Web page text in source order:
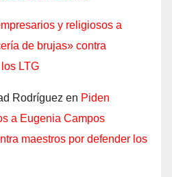
y religiosos a
de brujas» contra
LTG
Rodríguez en Piden
a Eugenia Campos
maestros por defender los